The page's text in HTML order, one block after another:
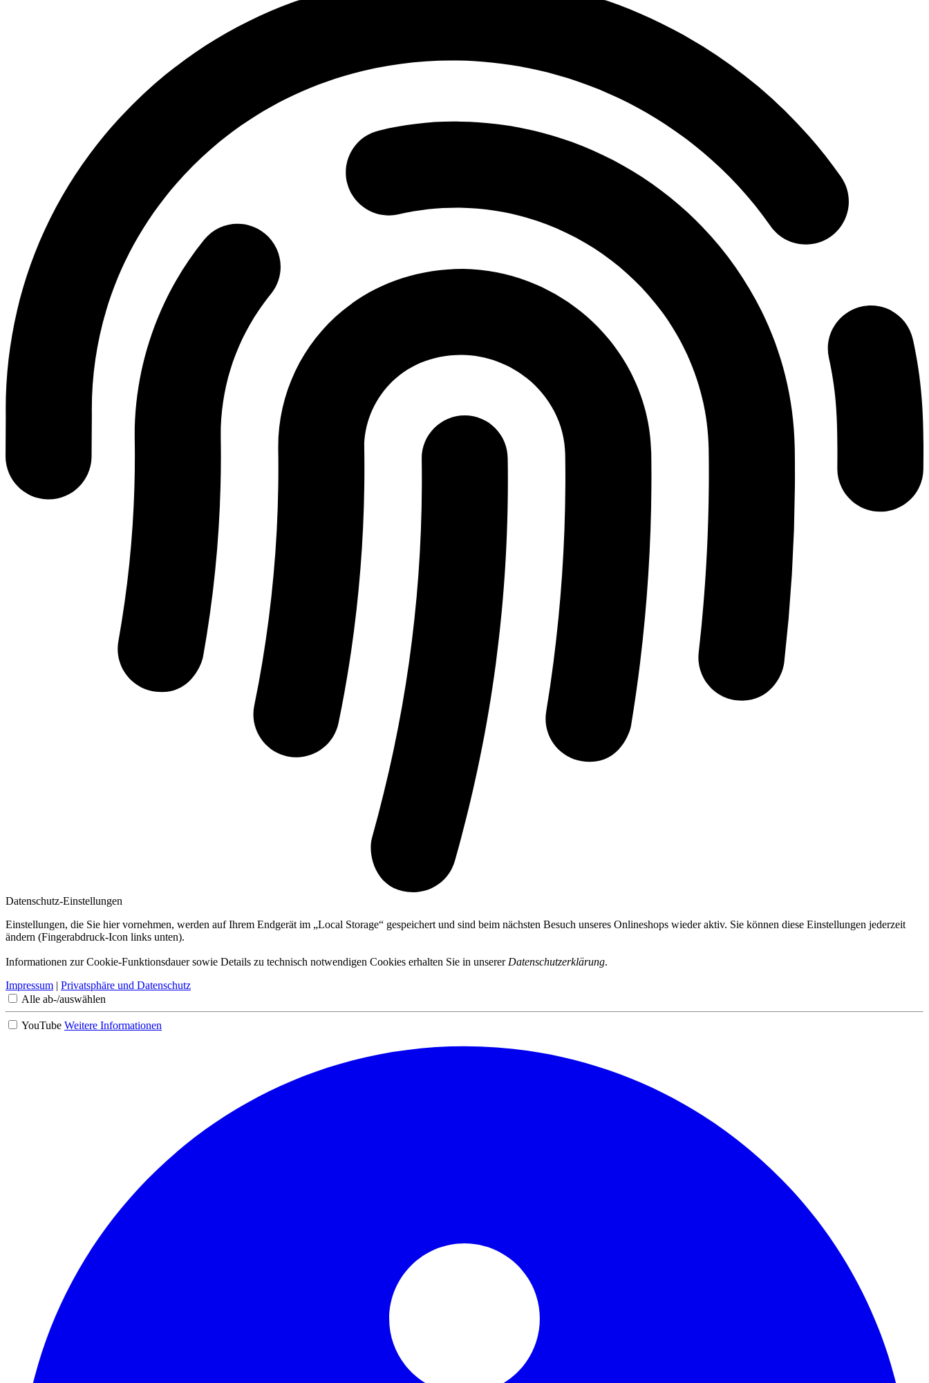
Datenschutz-Einstellungen
Einstellungen, die Sie hier vornehmen, werden auf Ihrem Endgerät im „Local Storage“ gespeichert und sind beim nächsten Besuch unseres Onlineshops wieder aktiv. Sie können diese Einstellungen jederzeit
ändern (Fingerabdruck-Icon links unten).
Informationen zur Cookie-Funktionsdauer sowie Details zu technisch notwendigen Cookies erhalten Sie in unserer Datenschutzerklärung.
Impressum | Privatsphäre und Datenschutz
Alle ab-/auswählen
YouTube Weitere Informationen